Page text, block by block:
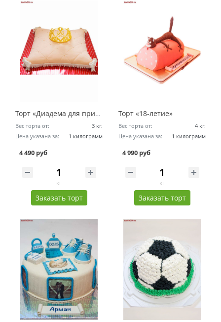
Торт «Диадема для принцессы»
Вес торта от:
3 кг.
Цена указана за:
1 килограмм
4 490 руб
кг
Заказать торт
Торт «18-летие»
Вес торта от:
4 кг.
Цена указана за:
1 килограмм
4 990 руб
кг
Заказать торт